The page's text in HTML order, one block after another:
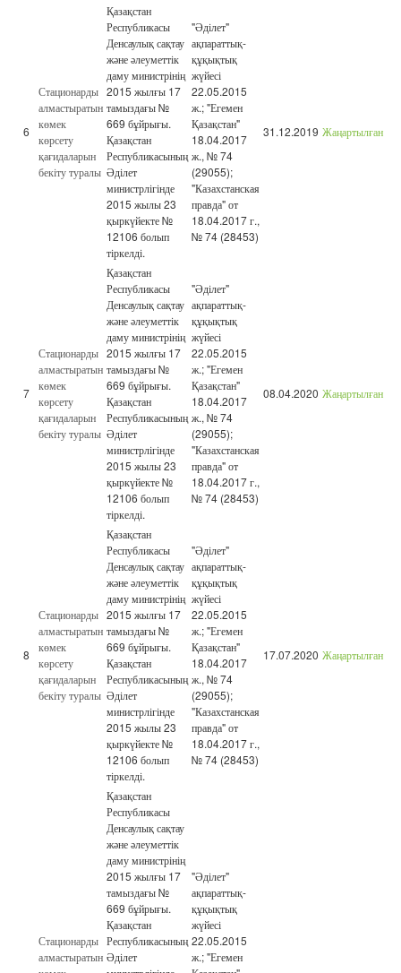
6
Стационарды
алмастыратын
көмек
көрсету
қағидаларын
бекіту туралы
Қазақстан
Республикасы
Денсаулық сақтау
және әлеуметтік
даму министрінің
2015 жылғы 17
тамыздағы №
669 бұйрығы.
Қазақстан
Республикасының
Әділет
министрлігінде
2015 жылы 23
қыркүйекте №
12106 болып
тіркелді.
"Әділет"
ақпараттық-
құқықтық
жүйесі
22.05.2015
ж.; "Егемен
Қазақстан"
18.04.2017
ж., № 74
(29055);
"Казахстанская
правда" от
18.04.2017 г.,
№ 74 (28453)
31.12.2019 Жаңартылған
7
Стационарды
алмастыратын
көмек
көрсету
қағидаларын
бекіту туралы
Қазақстан
Республикасы
Денсаулық сақтау
және әлеуметтік
даму министрінің
2015 жылғы 17
тамыздағы №
669 бұйрығы.
Қазақстан
Республикасының
Әділет
министрлігінде
2015 жылы 23
қыркүйекте №
12106 болып
тіркелді.
"Әділет"
ақпараттық-
құқықтық
жүйесі
22.05.2015
ж.; "Егемен
Қазақстан"
18.04.2017
ж., № 74
(29055);
"Казахстанская
правда" от
18.04.2017 г.,
№ 74 (28453)
08.04.2020 Жаңартылған
8
Стационарды
алмастыратын
көмек
көрсету
қағидаларын
бекіту туралы
Қазақстан
Республикасы
Денсаулық сақтау
және әлеуметтік
даму министрінің
2015 жылғы 17
тамыздағы №
669 бұйрығы.
Қазақстан
Республикасының
Әділет
министрлігінде
2015 жылы 23
қыркүйекте №
12106 болып
тіркелді.
"Әділет"
ақпараттық-
құқықтық
жүйесі
22.05.2015
ж.; "Егемен
Қазақстан"
18.04.2017
ж., № 74
(29055);
"Казахстанская
правда" от
18.04.2017 г.,
№ 74 (28453)
17.07.2020 Жаңартылған
Стационарды
алмастыратын
Қазақстан
Республикасы
Денсаулық сақтау
және әлеуметтік
даму министрінің
2015 жылғы 17
тамыздағы №
669 бұйрығы.
Қазақстан
Республикасының
Әділет
"Әділет"
ақпараттық-
құқықтық
жүйесі
22.05.2015
ж.; "Егемен